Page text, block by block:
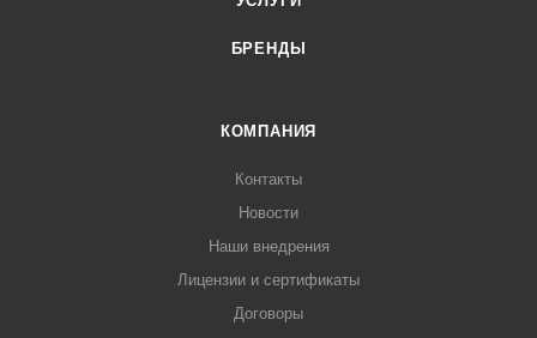
БРЕНДЫ
КОМПАНИЯ
Контакты
Новости
Наши внедрения
Лицензии и сертификаты
Договоры